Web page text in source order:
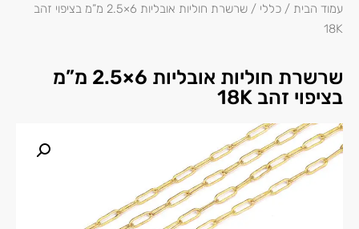
עמוד הבית / כללי
/ שרשרת חוליות אובליות 6×2.5 מ”מ בציפוי זהב
18K
שרשרת חוליות אובליות 6×2.5 מ”מ
בציפוי זהב 18K